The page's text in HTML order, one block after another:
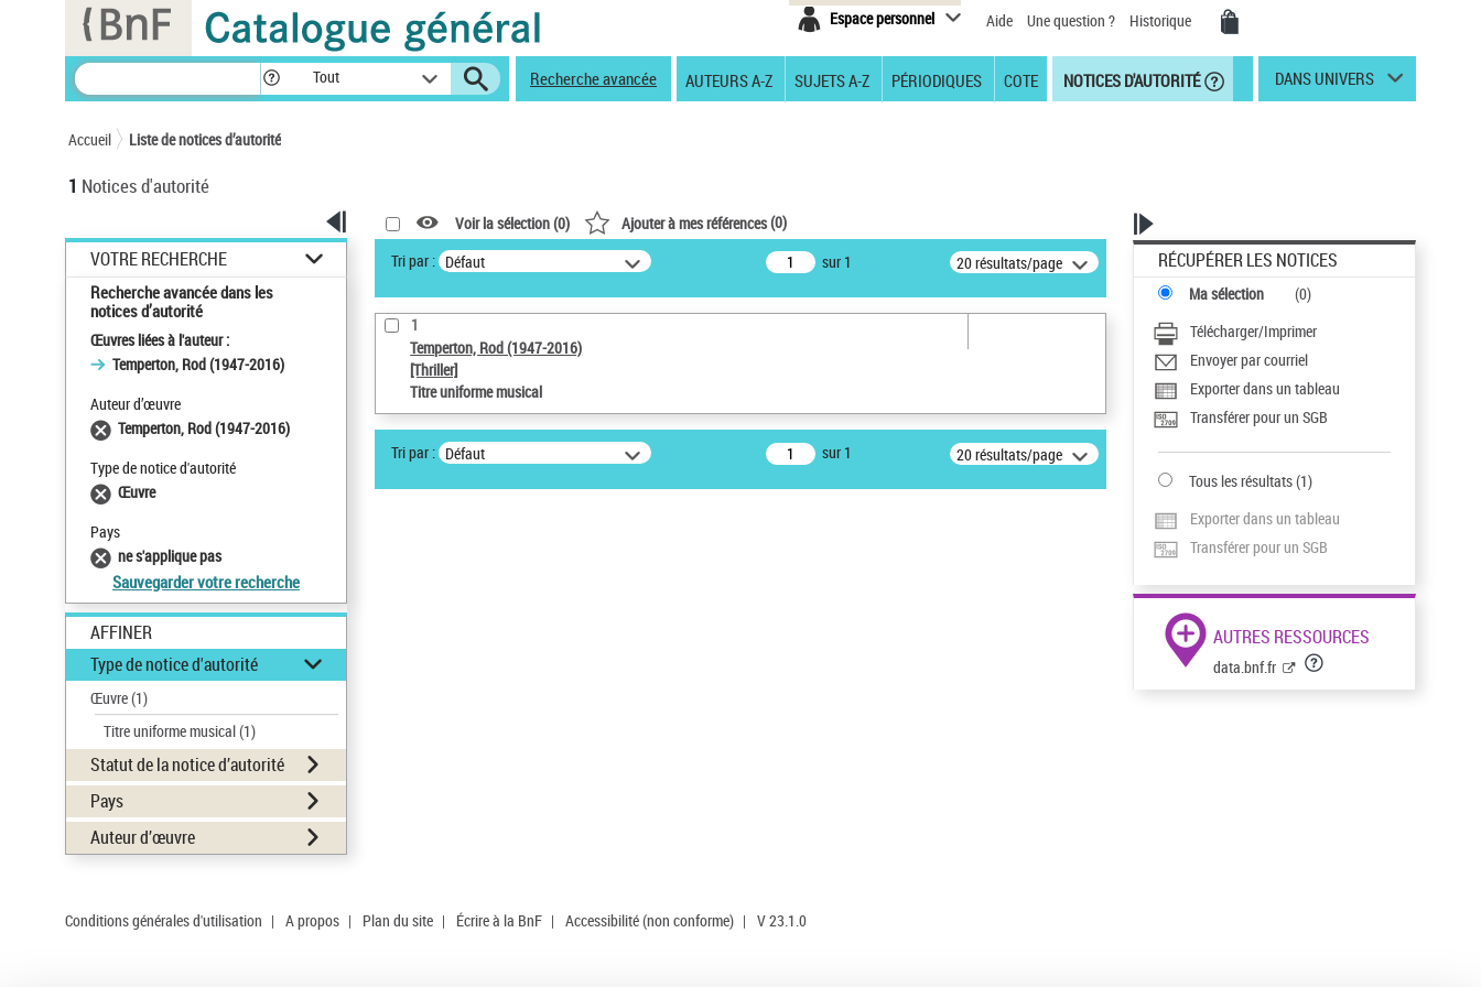
Espace personnel Aide Une question ? Historique
Tout Recherche avancée AUTEURS A-Z SUJETS A-Z PÉRIODIQUES COTE NOTICES D'AUTORITÉ DANS UNIVERS
Accueil Liste de notices d’autorité
1 Notices d'autorité
VOTRE RECHERCHE
Recherche avancée dans les
notices d’autorité
Œuvres liées à l'auteur :
Temperton, Rod (1947-2016)
Auteur d’œuvre
Temperton, Rod (1947-2016)
Type de notice d'autorité
Œuvre
Pays
ne s'applique pas
Sauvegarder votre recherche
AFFINER
Type de notice d'autorité
Œuvre(1)
Titre uniforme musical(1)
Statut de la notice d’autorité
Pays
Auteur d’œuvre
Voir la sélection (0) Ajouter à mes références(0)
Tri par : Défaut sur 1 20 résultats/page
1
Temperton, Rod (1947-2016)
[Thriller]
Titre uniforme musical
Tri par : Défaut sur 1 20 résultats/page
RÉCUPÉRER LES NOTICES
Ma sélection (0)
Télécharger/Imprimer
Envoyer par courriel
Exporter dans un tableau
Transférer pour un SGB
Tous les résultats(1)
Exporter dans un tableau
Transférer pour un SGB
AUTRES RESSOURCES
data.bnf.fr
Conditions générales d'utilisation | A propos | Plan du site | Écrire à la BnF | Accessibilité (non conforme) | V 23.1.0
Panneau de gestion des cookies